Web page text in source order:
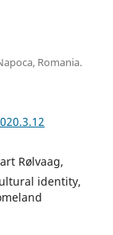
Romania.
Rølvaag,
identity,